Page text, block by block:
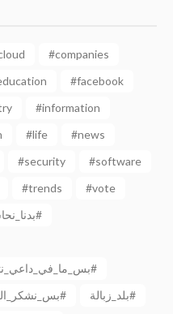
#companies
#facebook
#information
#life
#news
#security
#software
#trends
#vote
بدنا_نحاسب#
بس_ما_في_داعي_نتحرك_البلد_ماشي_وعاجقة_عفسوح#
بس_نشكر_الله_من_عنا_التبولة_والحمص_بطحينة#
بلد_زبالة#